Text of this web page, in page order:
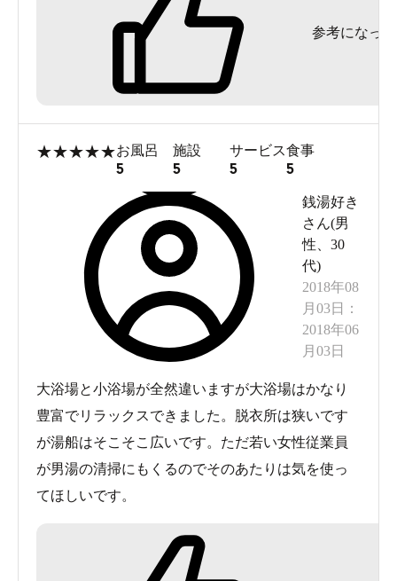
参考になった
★★★★★お風呂
5
施設
5
サービス
5
食事
5
銭湯好き
さん(男
性
30
代)
2018年08
月03日
：
2018年06
月03日
大浴場と小浴場が全然違いますが大浴場はかなり
豊富でリラックスできました。脱衣所は狭いです
が湯船はそこそこ広いです。ただ若い女性従業員
が男湯の清掃にもくるのでそのあたりは気を使っ
てほしいです。